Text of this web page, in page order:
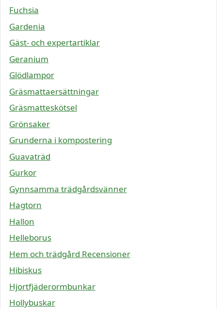
Fuchsia
Gardenia
Gäst- och expertartiklar
Geranium
Glödlampor
Gräsmattaersättningar
Gräsmatteskötsel
Grönsaker
Grunderna i kompostering
Guavaträd
Gurkor
Gynnsamma trädgårdsvänner
Hagtorn
Hallon
Helleborus
Hem och trädgård Recensioner
Hibiskus
Hjortfjäderormbunkar
Hollybuskar